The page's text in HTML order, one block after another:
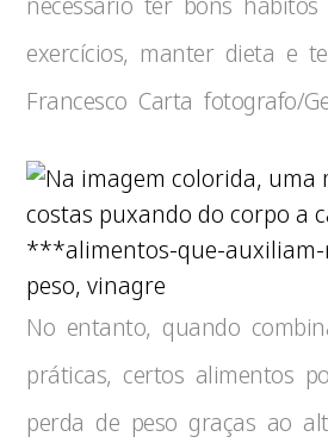
exercícios, manter dieta e
Francesco Carta fotografo/
***alimentos-que-auxiliam-
peso, vinagre
No entanto, quando
práticas, certos alimentos
perda de peso graças ao